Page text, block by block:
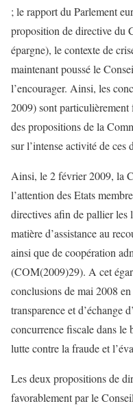
; le rapport du Parlement
proposition de directive du
épargne), le contexte de
maintenant poussé le
l’encourager. Ainsi, les
2009) sont particulièrement
des propositions de la
sur l’intense activité de ces
Ainsi, le 2 février 2009, la
l’attention des Etats
directives afin de pallier les
matière d’assistance au
ainsi que de coopération
(COM(2009)29). A cet
conclusions de mai 2008
transparence et d’échange
concurrence fiscale dans le
lutte contre la fraude et
Les deux propositions de
favorablement par le